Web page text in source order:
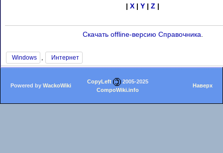
| X | Y | Z |
Скачать offline-версию Справочника
Windows Интернет
Powered by WackoWiki
CopyLeft
2005-2025
CompoWiki.info
Наверх